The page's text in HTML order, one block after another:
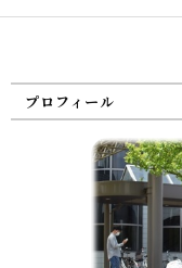
プロフィール